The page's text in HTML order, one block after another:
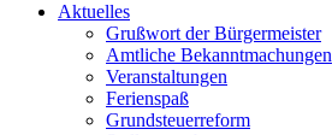
Aktuelles
Grußwort der Bürgermeister
Amtliche Bekanntmachungen
Veranstaltungen
Ferienspaß
Grundsteuerreform